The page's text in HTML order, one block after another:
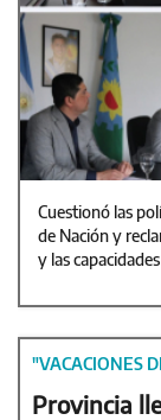
Cuestionó las
de Nación y
y las
"VACACIONES
Provincia